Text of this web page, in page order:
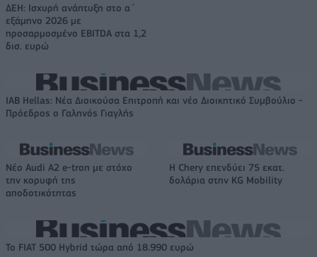
ΔΕΗ: Ισχυρή ανάπτυξη στο α΄
εξάμηνο 2026 με
προσαρμοσμένο EBITDA στα 1,2
δισ. ευρώ
IAB Hellas: Νέα Διοικούσα Επιτροπή και νέο Διοικητικό Συμβούλιο -
Πρόεδρος ο Γαληνός Γιαγλής
Νέο Audi A2 e-tron με στόχο
την κορυφή της
αποδοτικότητας
Η Chery επενδύει 75 εκατ.
δολάρια στην KG Mobility
Το FIAT 500 Hybrid τώρα από 18.990 ευρώ